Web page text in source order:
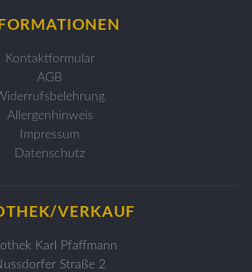
Kontaktformular
AGB
Allergenhinweis
Impressum
Datenschutz
VERKAUF
Karl Pfaffmann
Straße 2